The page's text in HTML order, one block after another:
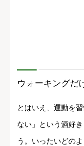
ウォーキングだ
とはいえ、運動を
ない」という酒好
う。いったいどの